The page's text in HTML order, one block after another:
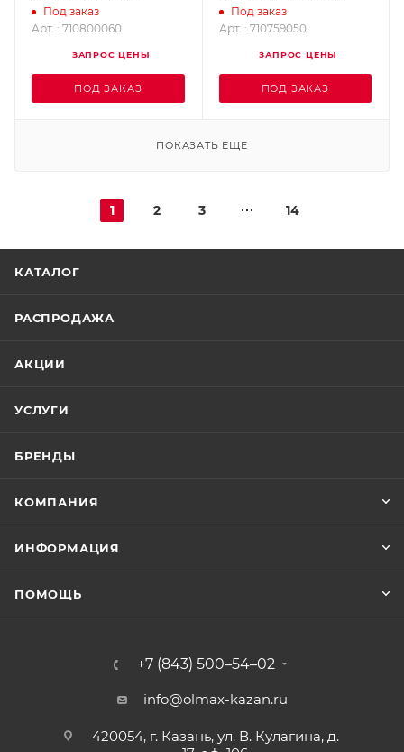
форсунками 53м
OERTZEN 710800060
Под заказ
Арт. : 710800060
ЗАПРОС ЦЕНЫ
ПОД ЗАКАЗ
710759050
Под заказ
Арт. : 710759050
ЗАПРОС ЦЕНЫ
ПОД ЗАКАЗ
ПОКАЗАТЬ ЕЩЕ
1 2 3 14
КАТАЛОГ
РАСПРОДАЖА
АКЦИИ
УСЛУГИ
БРЕНДЫ
КОМПАНИЯ
ИНФОРМАЦИЯ
ПОМОЩЬ
+7 (843) 500–54–02
info@olmax-kazan.ru
420054, г. Казань, ул. В. Кулагина, д.